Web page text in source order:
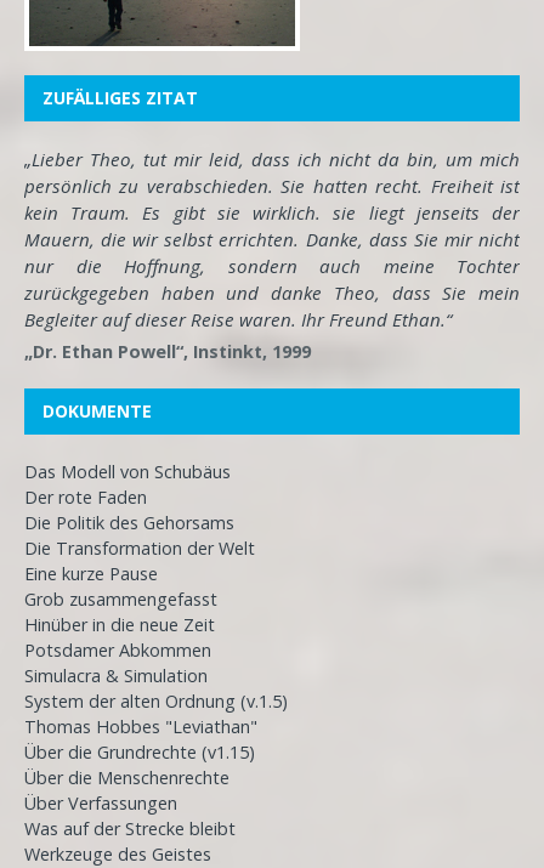
ZUFÄLLIGES ZITAT
„Lieber Theo, tut mir leid, dass ich nicht da bin, um mich
persönlich zu verabschieden. Sie hatten recht. Freiheit ist
kein Traum. Es gibt sie wirklich. sie liegt jenseits der
Mauern, die wir selbst errichten. Danke, dass Sie mir nicht
nur die Hoffnung, sondern auch meine Tochter
zurückgegeben haben und danke Theo, dass Sie mein
Begleiter auf dieser Reise waren. Ihr Freund Ethan.“
„Dr. Ethan Powell“, Instinkt, 1999
DOKUMENTE
Das Modell von Schubäus
Der rote Faden
Die Politik des Gehorsams
Die Transformation der Welt
Eine kurze Pause
Grob zusammengefasst
Hinüber in die neue Zeit
Potsdamer Abkommen
Simulacra & Simulation
System der alten Ordnung (v.1.5)
Thomas Hobbes "Leviathan"
Über die Grundrechte (v1.15)
Über die Menschenrechte
Über Verfassungen
Was auf der Strecke bleibt
Werkzeuge des Geistes